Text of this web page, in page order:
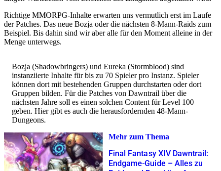
Richtige MMORPG-Inhalte erwarten uns vermutlich erst im Laufe
der Patches. Das neue Bozja oder die nächsten 8-Mann-Raids zum
Beispiel. Bis dahin sind wir aber alle für den Moment alleine in der
Menge unterwegs.
Bozja (Shadowbringers) und Eureka (Stormblood) sind
instanziierte Inhalte für bis zu 70 Spieler pro Instanz. Spieler
können dort mit bestehenden Gruppen durchstarten oder dort
Gruppen bilden. Für die Patches von Dawntrail über die
nächsten Jahre soll es einen solchen Content für Level 100
geben. Hier gibt es auch die herausfordernden 48-Mann-
Dungeons.
Mehr zum Thema
Final Fantasy XIV Dawntrail:
Endgame-Guide – Alles zu